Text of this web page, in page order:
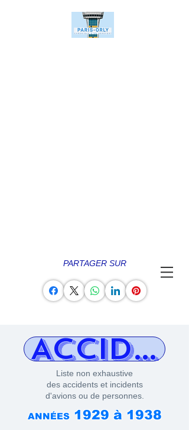
PARTAGER SUR
Liste non exhaustive
des accidents et incidents
d'avions ou de personnes.
ANNÉES1929 à 1938